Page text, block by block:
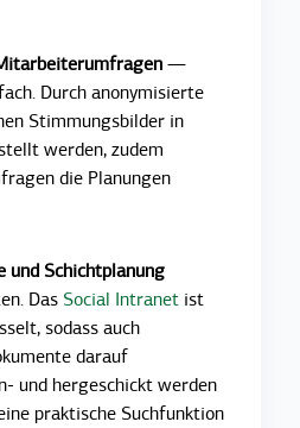
—
Durch anonymisierte
Stimmungsbilder in
werden, zudem
die Planungen
und Schichtplanung
Das Social Intranet ist
sodass auch
darauf
und hergeschickt werden
praktische Suchfunktion